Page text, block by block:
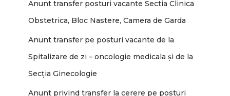
Anunt transfer posturi vacante Sectia Clinica
Obstetrica, Bloc Nastere, Camera de Garda
Anunt transfer pe posturi vacante de la
Spitalizare de zi – oncologie medicala și de la
Secția Ginecologie
Anunt privind transfer la cerere pe posturi